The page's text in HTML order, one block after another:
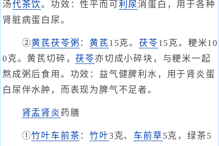
汤代茶饮。功效：性平而可 利尿 消蛋白，用于各种
肾脏病蛋白尿。
②黄芪茯苓粥 ： 黄芪 15克。茯苓15克。粳米10
0克。黄芪切碎，茯苓亦切成小碎块，与粳米一起
熬成粥后食用。功效：益气健脾利水，用于肾炎蛋
白尿伴水肿，而表现为脾气不足者。
肾盂肾炎 药膳
①竹叶车前茶 ：竹叶3克、 车前草 5克，绿茶5